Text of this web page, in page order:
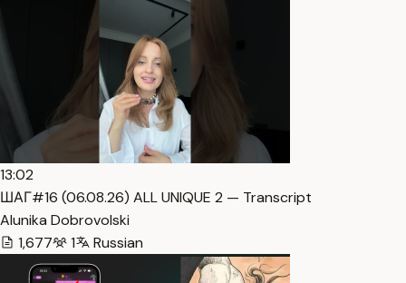
13:02
ШАГ#16 (06.08.26) ALL UNIQUE 2 — Transcript
Alunika Dobrovolski
1,677
1 Russian